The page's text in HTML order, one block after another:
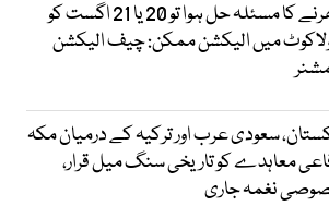
دھرنے کا مسئلہ حل ہوا تو 20 یا 21 اگست کو
میں الیکشن ممکن: چیف الیکشن
سعودی عرب اور ترکیہ کے درمیان مکہ
معاہدے کو تاریخی سنگ میل قرار،
نغمہ جاری